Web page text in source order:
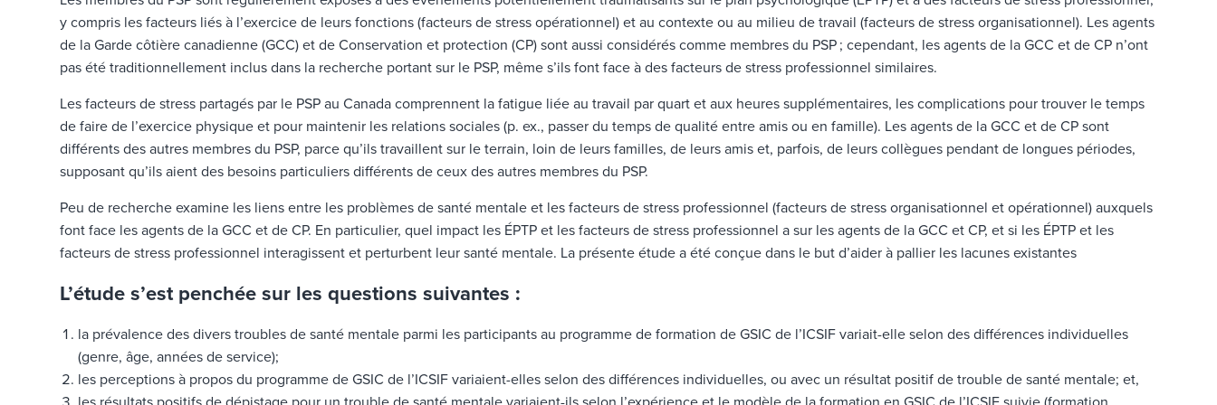
y compris les facteurs liés à l’exercice de leurs fonctions (facteurs de stress opérationnel) et au contexte ou au milieu de travail (facteurs de stress organisationnel). Les agents
de la Garde côtière canadienne (GCC) et de Conservation et protection (CP) sont aussi considérés comme membres du PSP ; cependant, les agents de la GCC et de CP n’ont
pas été traditionnellement inclus dans la recherche portant sur le PSP, même s’ils font face à des facteurs de stress professionnel similaires.
Les facteurs de stress partagés par le PSP au Canada comprennent la fatigue liée au travail par quart et aux heures supplémentaires, les complications pour trouver le temps
de faire de l’exercice physique et pour maintenir les relations sociales (p. ex., passer du temps de qualité entre amis ou en famille). Les agents de la GCC et de CP sont
différents des autres membres du PSP, parce qu’ils travaillent sur le terrain, loin de leurs familles, de leurs amis et, parfois, de leurs collègues pendant de longues périodes,
supposant qu’ils aient des besoins particuliers différents de ceux des autres membres du PSP.
Peu de recherche examine les liens entre les problèmes de santé mentale et les facteurs de stress professionnel (facteurs de stress organisationnel et opérationnel) auxquels
font face les agents de la GCC et de CP. En particulier, quel impact les ÉPTP et les facteurs de stress professionnel a sur les agents de la GCC et CP, et si les ÉPTP et les
facteurs de stress professionnel interagissent et perturbent leur santé mentale. La présente étude a été conçue dans le but d’aider à pallier les lacunes existantes
L’étude s’est penchée sur les questions suivantes :
la prévalence des divers troubles de santé mentale parmi les participants au programme de formation de GSIC de l’ICSIF variait-elle selon des différences individuelles
(genre, âge, années de service);
les perceptions à propos du programme de GSIC de l’ICSIF variaient-elles selon des différences individuelles, ou avec un résultat positif de trouble de santé mentale; et,